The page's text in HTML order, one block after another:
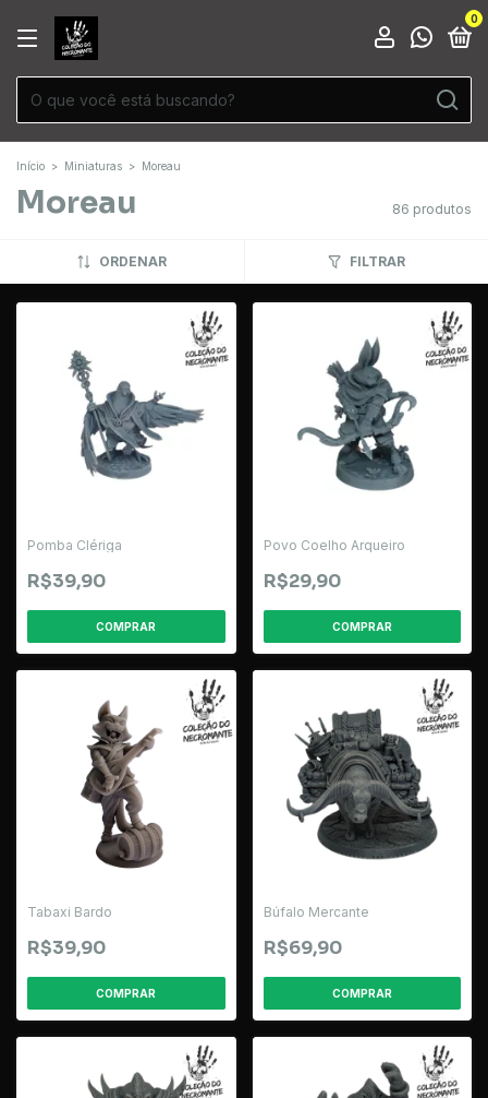
0
Início > Miniaturas > Moreau
Moreau 86 produtos
ORDENAR FILTRAR
Pomba Clériga
R$39,90
Povo Coelho Arqueiro
R$29,90
Tabaxi Bardo
R$39,90
Búfalo Mercante
R$69,90